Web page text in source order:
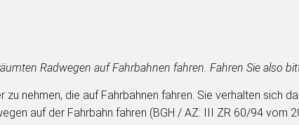
Radwegen auf Fahrbahnen fahren. Fahren Sie also
nehmen, die auf Fahrbahnen fahren. Sie verhalten sich
auf der Fahrbahn fahren (BGH / AZ: III ZR 60/94 vom